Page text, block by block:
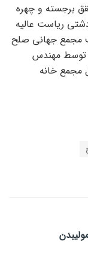
برجسته و چهره
ریاست عالیه
مجمع جهانی صلح
توسط مهندس
مجمع خانه